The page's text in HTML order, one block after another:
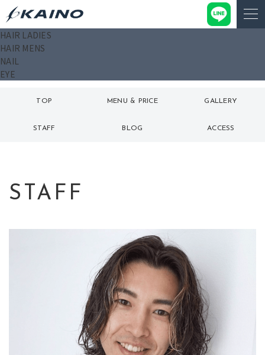
HAIR LADIES
HAIR MENS
NAIL
EYE
TOP
トップ
MENU & PRICE
メニュー
GALLERY
ギャラリー
STAFF BLOG ACCESS
STAFF